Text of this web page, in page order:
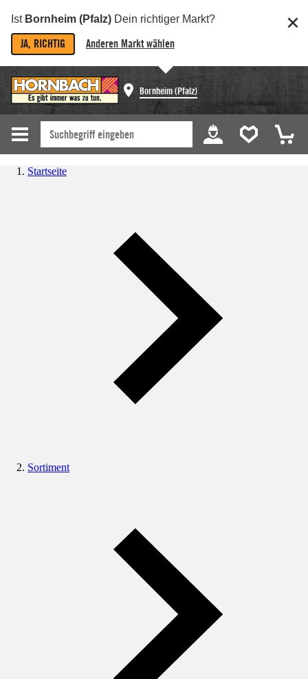
Ist Bornheim (Pfalz) Dein richtiger Markt?
JA, RICHTIG Anderen Markt wählen
Bornheim (Pfalz)
Startseite
Sortiment